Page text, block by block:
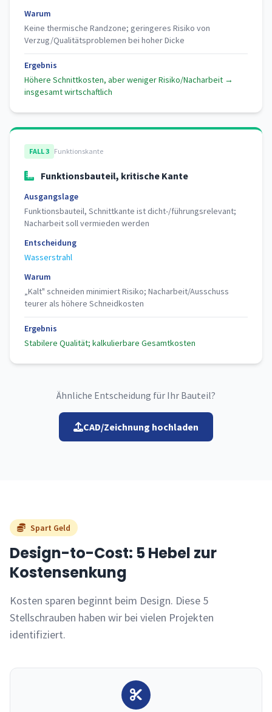
Warum
Keine thermische Randzone; geringeres Risiko von
Verzug/Qualitätsproblemen bei hoher Dicke
Ergebnis
Höhere Schnittkosten, aber weniger Risiko/Nacharbeit →
insgesamt wirtschaftlich
FALL 3 Funktionskante
Funktionsbauteil, kritische Kante
Ausgangslage
Funktionsbauteil, Schnittkante ist dicht-/führungsrelevant;
Nacharbeit soll vermieden werden
Entscheidung
Wasserstrahl
Warum
„Kalt" schneiden minimiert Risiko; Nacharbeit/Ausschuss
teurer als höhere Schneidkosten
Ergebnis
Stabilere Qualität; kalkulierbare Gesamtkosten
Ähnliche Entscheidung für Ihr Bauteil?
CAD/Zeichnung hochladen
Spart Geld
Design-to-Cost: 5 Hebel zur
Kostensenkung
Kosten sparen beginnt beim Design. Diese 5
Stellschrauben haben wir bei vielen Projekten
identifiziert.